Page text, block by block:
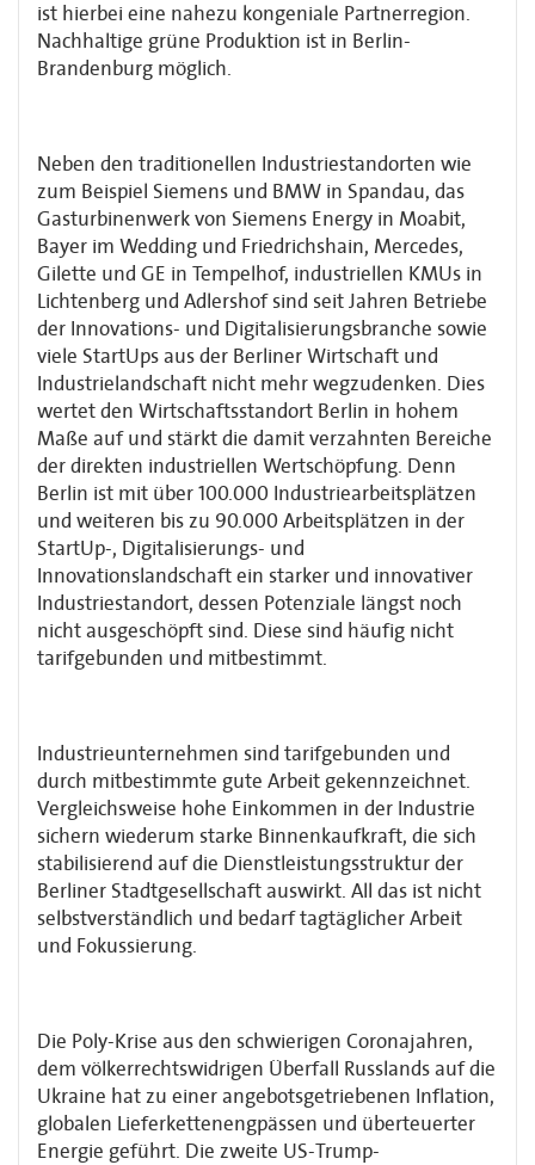
ist hierbei eine nahezu kongeniale Partnerregion.
Nachhaltige grüne Produktion ist in Berlin-
Brandenburg möglich.
Neben den traditionellen Industriestandorten wie
zum Beispiel Siemens und BMW in Spandau, das
Gasturbinenwerk von Siemens Energy in Moabit,
Bayer im Wedding und Friedrichshain, Mercedes,
Gilette und GE in Tempelhof, industriellen KMUs in
Lichtenberg und Adlershof sind seit Jahren Betriebe
der Innovations- und Digitalisierungsbranche sowie
viele StartUps aus der Berliner Wirtschaft und
Industrielandschaft nicht mehr weg­zudenken. Dies
wertet den Wirtschaftsstandort Berlin in hohem
Maße auf und stärkt die damit verzahnten Bereiche
der direkten industriellen Wertschöpfung. Denn
Berlin ist mit über 100.000 Industriearbeitsplätzen
und weiteren bis zu 90.000 Arbeitsplätzen in der
StartUp-, Digitalisierungs- und
Innovationslandschaft ein starker und innovativer
Industrie­standort, dessen Potenziale längst noch
nicht ausgeschöpft sind. Diese sind häufig nicht
tarifgebunden und mitbestimmt.
Industrieunternehmen sind tarifgebunden und
durch mitbestimmte gute Arbeit gekenn­zeichnet.
Vergleichsweise hohe Einkommen in der Industrie
sichern wiederum starke Binnenkaufkraft, die sich
stabilisierend auf die Dienstleistungsstruktur der
Berliner Stadt­gesellschaft auswirkt. All das ist nicht
selbstverständlich und bedarf tagtäglicher Arbeit
und Fokussierung.
Die Poly-Krise aus den schwierigen Coronajahren,
dem völkerrechtswidrigen Überfall Russlands auf die
Ukraine hat zu einer angebotsgetriebenen Inflation,
globalen Liefer­kettenengpässen und überteuerter
Energie geführt. Die zweite US-Trump-